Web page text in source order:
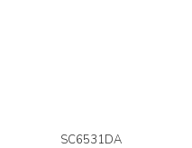
SC6531DA